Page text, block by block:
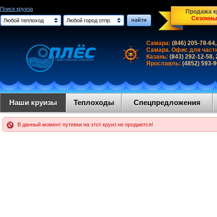
Поиск круиза
Любой теплоход
Любой город отпр. найти
Продажа
Самара: (846) 205-78-
Самара. Офис для
Казань: (843) 292-12-58,
Ярославль: (4852) 593-
Наши круизы Теплоходы Спецпредложения
В данный момент путевки на этот круиз не продаются!